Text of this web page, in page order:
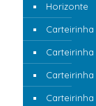
Horizonte
Carteirinha
Carteirinha